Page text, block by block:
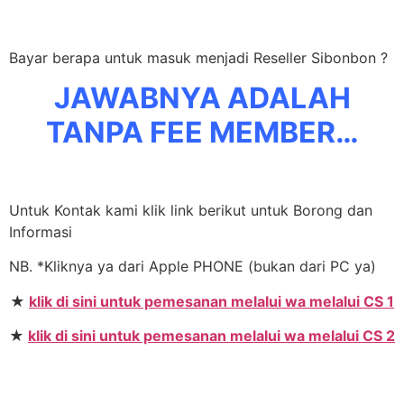
Bayar berapa untuk masuk menjadi Reseller Sibonbon ?
JAWABNYA ADALAH
TANPA FEE MEMBER…
Untuk Kontak kami klik link berikut untuk Borong dan
Informasi
NB. *Kliknya ya dari Apple PHONE (bukan dari PC ya)
★ klik di sini untuk pemesanan melalui wa melalui CS 1
★ klik di sini untuk pemesanan melalui wa melalui CS 2